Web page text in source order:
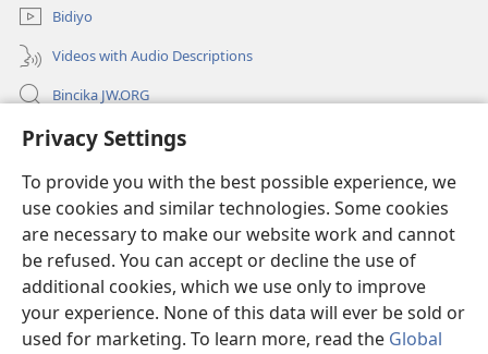
Privacy Settings
To provide you with the best possible experience, we
use cookies and similar technologies. Some cookies
are necessary to make our website work and cannot
be refused. You can accept or decline the use of
additional cookies, which we use only to improve
your experience. None of this data will ever be sold or
used for marketing. To learn more, read the Global
Bidiyo
Videos with Audio Descriptions
Bincika JW.ORG
Labaran Shari’a
Gudummawa
(opens
new
window)Watchtower LABURARE NA INTANE
(opens
new
JW Hub ®
(opens
new
window)